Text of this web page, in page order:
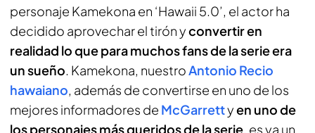
personaje Kamekona en ‘Hawaii 5.0’, el actor ha
decidido aprovechar el tirón yconvertir en
realidad lo que para muchos fans de la serie era
un sueño. Kamekona, nuestroAntonio Recio
hawaiano, además de convertirse en uno de los
mejores informadores de McGarrettyen uno de
los personajes más queridos de la serie, es ya un